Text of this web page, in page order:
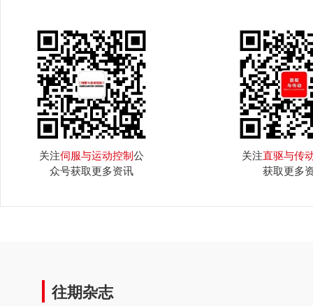
关注伺服与运动控制公
众号获取更多资讯
关注直驱与传
获取更多
往期杂志